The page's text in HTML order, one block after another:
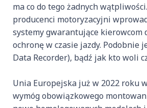
ma co do tego żadnych
producenci motoryzacyjni
systemy gwarantujące kierowcom
ochronę w czasie jazdy. Podobnie
Data Recorder), bądź jak kto woli
Unia Europejska już w 2022 roku
wymóg obowiązkowego